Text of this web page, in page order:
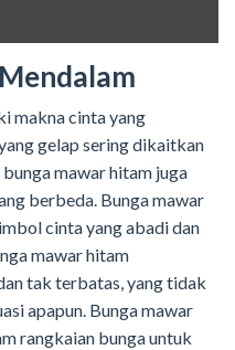
makna cinta yang
gelap sering dikaitkan
mawar hitam juga
berbeda. Bunga mawar
cinta yang abadi dan
mawar hitam
tak terbatas, yang tidak
apapun. Bunga mawar
rangkaian bunga untuk